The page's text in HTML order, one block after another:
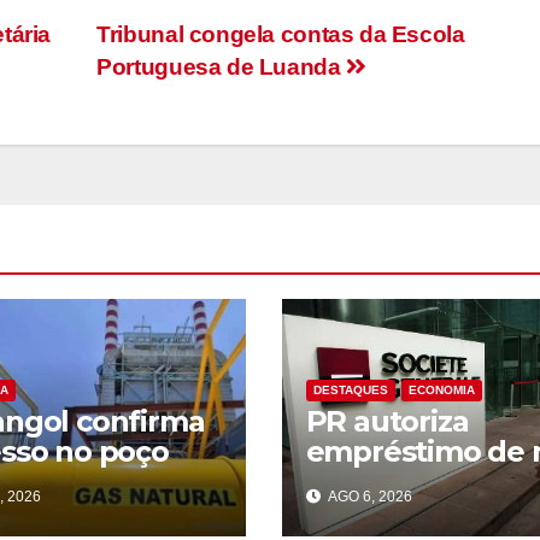
Tribunal congela contas da Escola
Portuguesa de Luanda
confirma
no poço
2 e
novo ciclo
2026
DESTAQUES ECONOMIA
PR autoriza
empréstimo de
milhões de
com Société
AGO 6, 2026